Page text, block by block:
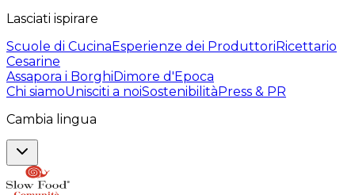
Lasciati ispirare
Scuole di CucinaEsperienze dei ProduttoriRicettario
Cesarine
Assapora i BorghiDimore d'Epoca
Chi siamoUnisciti a noiSostenibilitàPress & PR
Cambia lingua